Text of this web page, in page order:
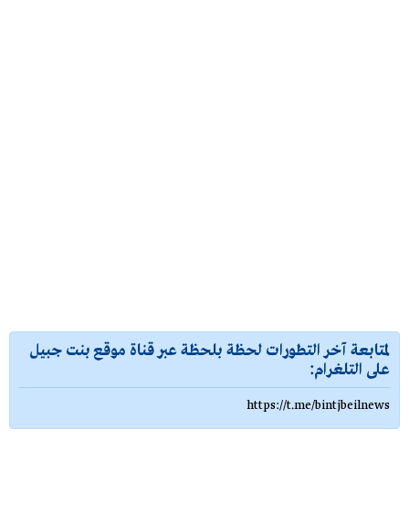
لمتابعة آخر التطورات لحظة بلحظة عبر قناة موقع بنت جبيل
على التلغرام:
https://t.me/bintjbeilnews